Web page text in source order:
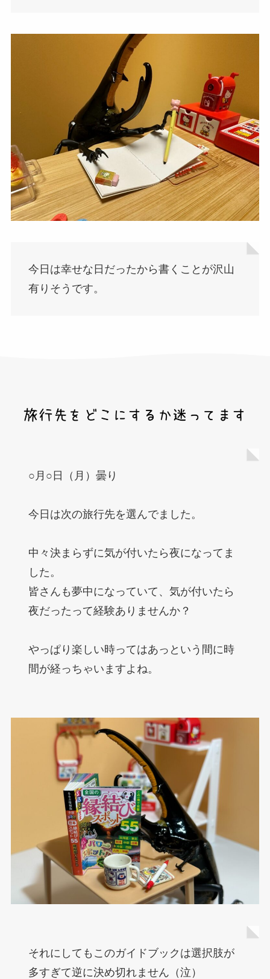
今日は幸せな日だったから書くことが沢山
有りそうです。
○月○日（月）曇り
今日は次の旅行先を選んでました。
中々決まらずに気が付いたら夜になってま
した。
皆さんも夢中になっていて、気が付いたら
夜だったって経験ありませんか？
やっぱり楽しい時ってはあっという間に時
間が経っちゃいますよね。
それにしてもこのガイドブックは選択肢が
多すぎて逆に決め切れません（泣）